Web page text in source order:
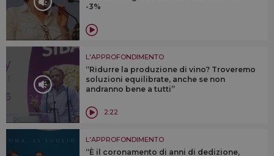
-3%
L'APPROFONDIMENTO
“Ridurre la produzione di vino? Troveremo
soluzioni equilibrate, anche se non
andranno bene a tutti”
2:22
L'APPROFONDIMENTO
“È il coronamento di anni di dedizione,